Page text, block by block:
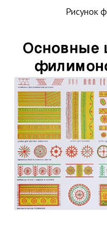
Рисунок